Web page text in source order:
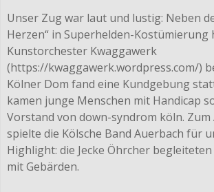
Unser Zug war laut und lustig: Neben
Herzen“ in Superhelden-Kostümierung
Kunstorchester Kwaggawerk
(https://kwaggawerk.wordpress.com/)
Kölner Dom fand eine Kundgebung
kamen junge Menschen mit Handicap
Vorstand von down-syndrom köln. Zum
spielte die Kölsche Band Auerbach für
Highlight: die Jecke Öhrcher begleiteten
mit Gebärden.